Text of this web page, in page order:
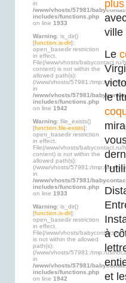
in
/www/vhosts/57981/
includes/functions.php
on line 1933
Warning: is_dir()
[function.is-dir]:
open_basedir restriction
in effect.
File(/www/vhosts/babycontact.ru/
content) is not within the
allowed path(s):
(/www/vhosts/57981:/tmp:/usr/
in
/www/vhosts/57981/
includes/functions.php
on line 1942
Warning: file_exists()
[function.file-exists]:
open_basedir restriction
in effect.
File(/www/vhosts/babycontact.ru/
content) is not within the
allowed path(s):
(/www/vhosts/57981:/tmp:/usr/
in
/www/vhosts/57981/
includes/functions.php
on line 1933
Warning: is_dir()
[function.is-dir]:
open_basedir restriction
in effect.
File(/www/vhosts/babycontact.ru/
is not within the allowed
path(s):
(/www/vhosts/57981:/tmp:/usr/
in
/www/vhosts/57981/
includes/functions.php
on line 1942
ville
Le
le
à
et